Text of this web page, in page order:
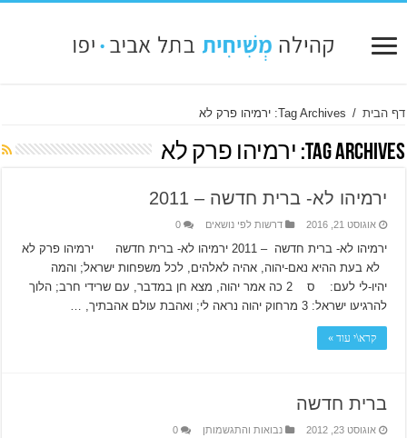
דף הבית / Tag Archives: ירמיהו פרק לא
Tag Archives: ירמיהו פרק לא
ירמיהו לא- ברית חדשה – 2011
אוגוסט 21, 2016 דרשות לפי נושאים 0
ירמיהו לא- ברית חדשה – 2011 ירמיהו לא- ברית חדשה ירמיהו פרק לא
לא בעת ההיא נאם-יהוה, אהיה לאלהים, לכל משפחות ישראל; והמה
יהיו-לי לעם: ס 2 כה אמר יהוה, מצא חן במדבר, עם שרידי חרב; הלוך
להרגיעו ישראל: 3 מרחוק יהוה נראה לי; ואהבת עולם אהבתיך, …
קרא\י עוד »
ברית חדשה
אוגוסט 23, 2012 נבואות והתגשמותן 0